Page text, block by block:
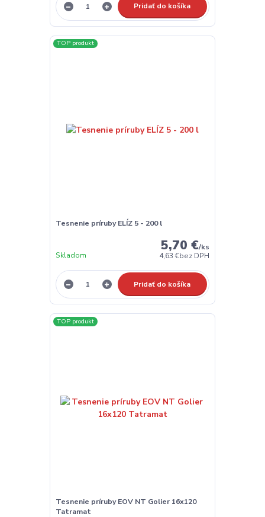
Pridať do košíka
TOP produkt
Tesnenie príruby ELÍZ 5 - 200 l
5,70 €/ks
4,63 €bez DPH
Skladom
Pridať do košíka
TOP produkt
Tesnenie príruby EOV NT Golier 16x120
Tatramat